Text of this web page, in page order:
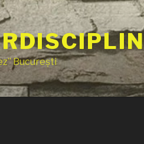
București